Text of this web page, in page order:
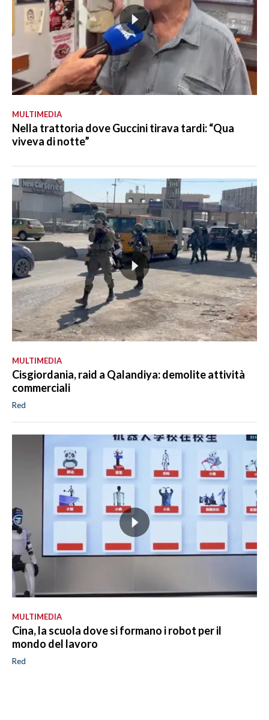
MULTIMEDIA
Nella trattoria dove Guccini tirava tardi: “Qua
viveva di notte”
MULTIMEDIA
Cisgiordania, raid a Qalandiya: demolite attività
commerciali
Red
MULTIMEDIA
Cina, la scuola dove si formano i robot per il
mondo del lavoro
Red